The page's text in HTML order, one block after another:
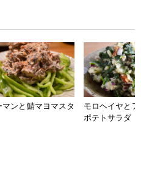
マンと鯖マヨマスタ
モロヘイヤと
ポテトサラダ